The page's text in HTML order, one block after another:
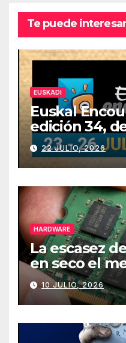
Te puede interesar
EUSKADI
Euskal
edición 34,
julio
22 JULIO, 2026
HARDWARE
La escasez
en seco el
de PCs
10 JULIO, 2026